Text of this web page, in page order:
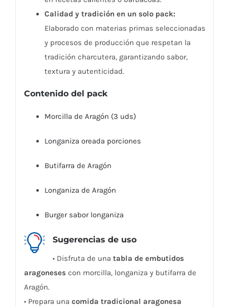
Calidad y tradición en un solo pack:
Elaborado con materias primas seleccionadas
y procesos de producción que respetan la
tradición charcutera, garantizando sabor,
textura y autenticidad.
Contenido del pack
Morcilla de Aragón (3 uds)
Longaniza oreada porciones
Butifarra de Aragón
Longaniza de Aragón
Burger sabor longaniza
Sugerencias de uso
• Disfruta de una tabla de embutidos
aragoneses con morcilla, longaniza y butifarra de
Aragón.
• Prepara una comida tradicional aragonesa